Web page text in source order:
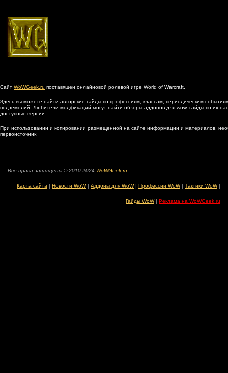
Сайт WoWGeek.ru поставящен онлайновой ролевой игре World of Warcraft.
Здесь вы можете найти авторские гайды по профессиям, классам, периодическим
подземелий. Любители модфикаций могут найти обзоры аддонов для wow, гайды по их
доступные версии.
При использовании и копировании размещенной на сайте информации и материалов,
первоисточник.
Все права защищены © 2010-2024 WoWGeek.ru
Карта сайта | Новости WoW| Аддоны для WoW| Профессии WoW| Тактики WoW|
Гайды WoW| Реклама на WoWGeek.ru